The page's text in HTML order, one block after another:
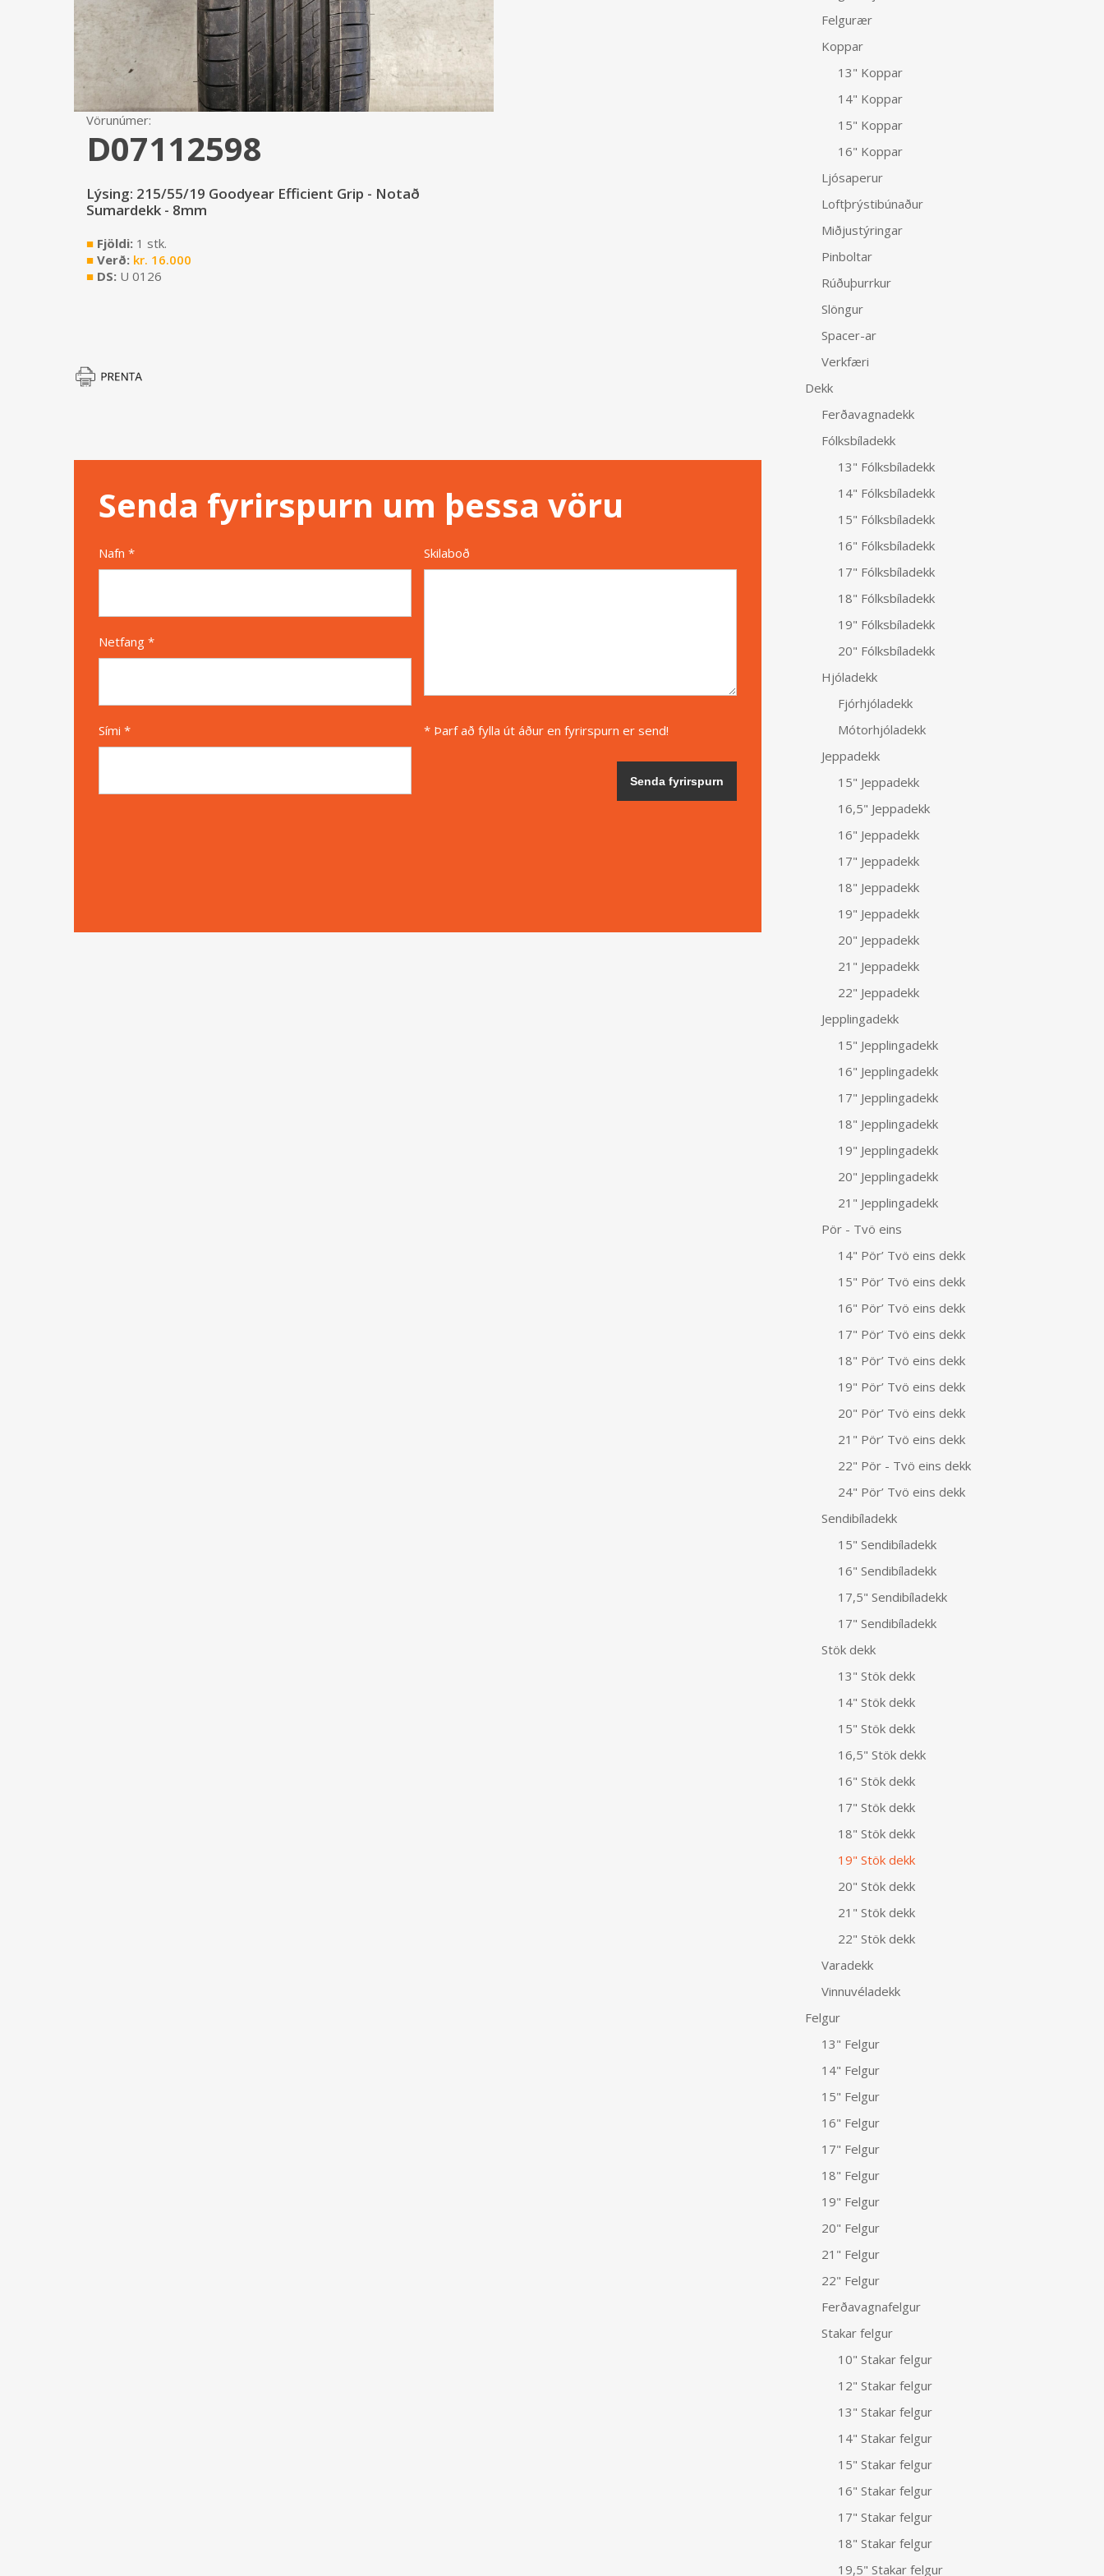
Vörunúmer:
D07112598
Lýsing: 215/55/19 Goodyear Efficient Grip - Notað
Sumardekk - 8mm
■ Fjöldi: 1 stk.
■ Verð: kr. 16.000
■ DS: U 0126
Senda fyrirspurn um þessa vöru
Nafn *
Netfang *
Sími *
Skilaboð
* Þarf að fylla út áður en fyrirspurn er send!
Felgurær
Koppar
13" Koppar
14" Koppar
15" Koppar
16" Koppar
Ljósaperur
Loftþrýstibúnaður
Miðjustýringar
Pinboltar
Rúðuþurrkur
Slöngur
Spacer-ar
Verkfæri
Dekk
Ferðavagnadekk
Fólksbíladekk
13" Fólksbíladekk
14" Fólksbíladekk
15" Fólksbíladekk
16" Fólksbíladekk
17" Fólksbíladekk
18" Fólksbíladekk
19" Fólksbíladekk
20" Fólksbíladekk
Hjóladekk
Fjórhjóladekk
Mótorhjóladekk
Jeppadekk
15" Jeppadekk
16,5" Jeppadekk
16" Jeppadekk
17" Jeppadekk
18" Jeppadekk
19" Jeppadekk
20" Jeppadekk
21" Jeppadekk
22" Jeppadekk
Jepplingadekk
15" Jepplingadekk
16" Jepplingadekk
17" Jepplingadekk
18" Jepplingadekk
19" Jepplingadekk
20" Jepplingadekk
21" Jepplingadekk
Pör - Tvö eins
14" Pör’ Tvö eins dekk
15" Pör’ Tvö eins dekk
16" Pör’ Tvö eins dekk
17" Pör’ Tvö eins dekk
18" Pör’ Tvö eins dekk
19" Pör’ Tvö eins dekk
20" Pör’ Tvö eins dekk
21" Pör’ Tvö eins dekk
22" Pör - Tvö eins dekk
24" Pör’ Tvö eins dekk
Sendibíladekk
15" Sendibíladekk
16" Sendibíladekk
17,5" Sendibíladekk
17" Sendibíladekk
Stök dekk
13" Stök dekk
14" Stök dekk
15" Stök dekk
16,5" Stök dekk
16" Stök dekk
17" Stök dekk
18" Stök dekk
19" Stök dekk
20" Stök dekk
21" Stök dekk
22" Stök dekk
Varadekk
Vinnuvéladekk
Felgur
13" Felgur
14" Felgur
15" Felgur
16" Felgur
17" Felgur
18" Felgur
19" Felgur
20" Felgur
21" Felgur
22" Felgur
Ferðavagnafelgur
Stakar felgur
10" Stakar felgur
12" Stakar felgur
13" Stakar felgur
14" Stakar felgur
15" Stakar felgur
16" Stakar felgur
17" Stakar felgur
18" Stakar felgur
19,5" Stakar felgur